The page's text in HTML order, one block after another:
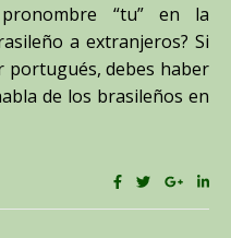
a extranjeros? Si
portugués, debes haber
de los brasileños en